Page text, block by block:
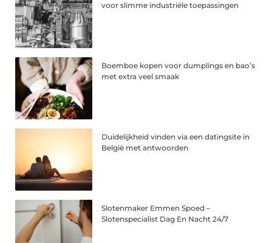
voor slimme industriële toepassingen
Boemboe kopen voor dumplings en bao’s
met extra veel smaak
Duidelijkheid vinden via een datingsite in
België met antwoorden
Slotenmaker Emmen Spoed –
Slotenspecialist Dag En Nacht 24/7